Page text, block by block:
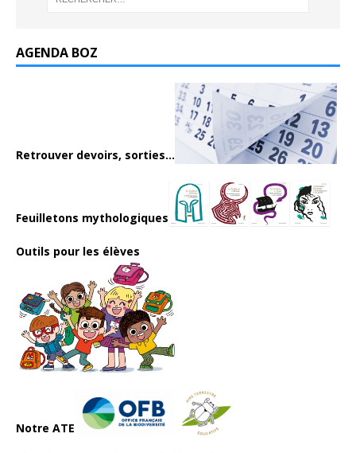
AGENDA BOZ
Retrouver devoirs, sorties...
Feuilletons mythologiques
Outils pour les élèves
Notre ATE